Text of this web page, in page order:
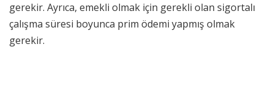
gerekir. Ayrıca, emekli olmak için gerekli olan sigortalı
çalışma süresi boyunca prim ödemi yapmış olmak
gerekir.